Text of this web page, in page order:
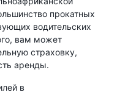
прокатных
водительских
вам может
страховку,
аренды.
в